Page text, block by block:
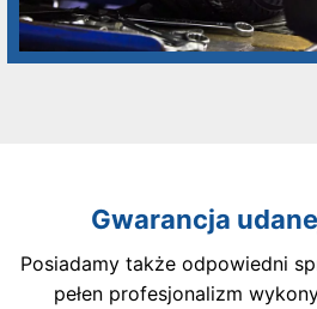
Gwarancja
Posiadamy także odpowiedni
pełen profesjonalizm